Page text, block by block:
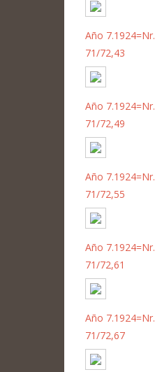
Año 7.1924=Nr.
71/72,43
Año 7.1924=Nr.
71/72,49
Año 7.1924=Nr.
71/72,55
Año 7.1924=Nr.
71/72,61
Año 7.1924=Nr.
71/72,67